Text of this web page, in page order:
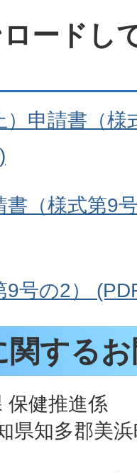
ードし
）申請書（様
書（様式第9
9号の2）
関する
保健推進係
県知多郡美